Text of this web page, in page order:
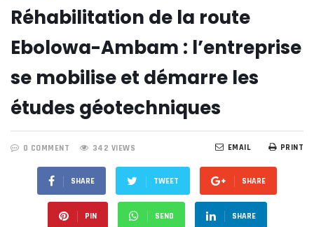
Réhabilitation de la route
Ebolowa-Ambam : l’entreprise
se mobilise et démarre les
études géotechniques
0 COMMENT 342 VIEWS PRINT
EMAIL
SHARE TWEET SHARE
PIN SEND SHARE